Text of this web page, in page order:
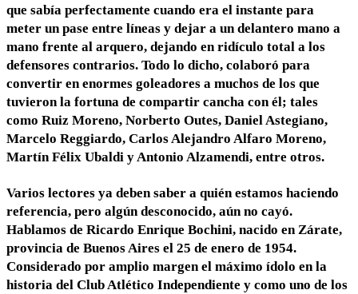
que sabía perfectamente cuando era el instante para
meter un pase entre líneas y dejar a un delantero mano a
mano frente al arquero, dejando en ridículo total a los
defensores contrarios. Todo lo dicho, colaboró para
convertir en enormes goleadores a muchos de los que
tuvieron la fortuna de compartir cancha con él; tales
como Ruiz Moreno, Norberto Outes, Daniel Astegiano,
Marcelo Reggiardo, Carlos Alejandro Alfaro Moreno,
Martín Félix Ubaldi y Antonio Alzamendi, entre otros.
Varios lectores ya deben saber a quién estamos haciendo
referencia, pero algún desconocido, aún no cayó.
Hablamos de Ricardo Enrique Bochini, nacido en Zárate,
provincia de Buenos Aires el 25 de enero de 1954.
Considerado por amplio margen el máximo ídolo en la
historia del Club Atlético Independiente y como uno de los